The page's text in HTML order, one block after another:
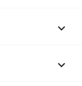

